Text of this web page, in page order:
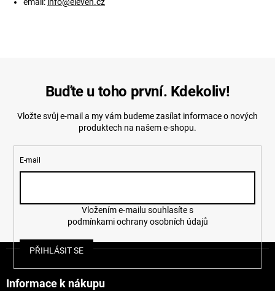
email: info@eleven.cz
Buďte u toho první. Kdekoliv!
Vložte svůj e-mail a my vám budeme zasílat informace o nových
produktech na našem e-shopu.
E-mail
podmínkami ochrany osobních údajů
PŘIHLÁSIT SE
Informace k nákupu